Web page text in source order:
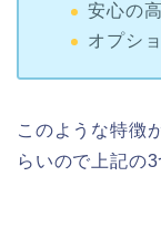
安心の
オプシ
このような特徴
らいので上記の